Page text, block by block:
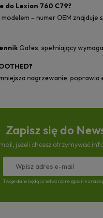
do Lexion 760 C79?
– numer OEM znajduje
Gates, spełniający
nagrzewanie, poprawia
Zapisz się do
jeżeli chcesz otrzymywać
Twoje dane będą przetwarzane zgodnie z naszą